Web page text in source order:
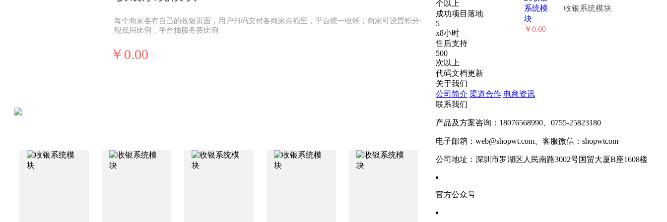
每个商家各有自己的收银页面，用户扫码支付各商家余额里，平台统一收帐；商家可设置积分
现低用比例，平台抽服务费比例
￥0.00
收银系统模块
￥0.00
个以上
成功项目落地
5
x8小时
售后支持
500
次以上
代码文档更新
关于我们
公司简介 渠道合作 电商资讯
联系我们
产品及方案咨询： 18076568990、0755-25823180
电子邮箱： web@shopwt.com、客服微信：shopwtcom
公司地址： 深圳市罗湖区人民南路3002号国贸大厦B座1608楼
官方公众号